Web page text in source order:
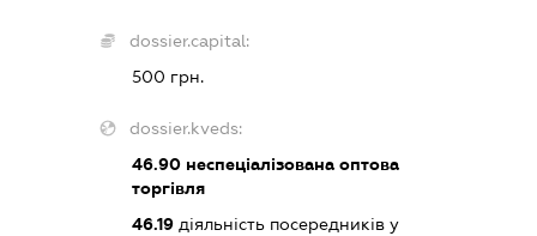
dossier.capital:
500 грн.
dossier.kveds:
46.90неспеціалізована оптова
торгівля
46.19діяльність посередників у